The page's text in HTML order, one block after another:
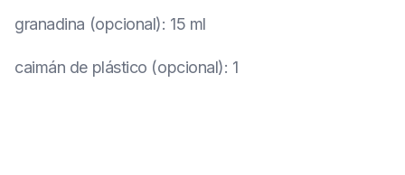
granadina (opcional): 15 ml
caimán de plástico (opcional): 1